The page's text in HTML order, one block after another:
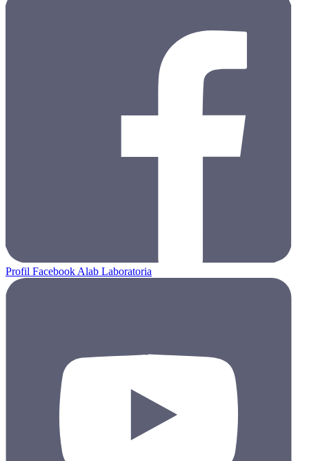
Profil Facebook Alab Laboratoria